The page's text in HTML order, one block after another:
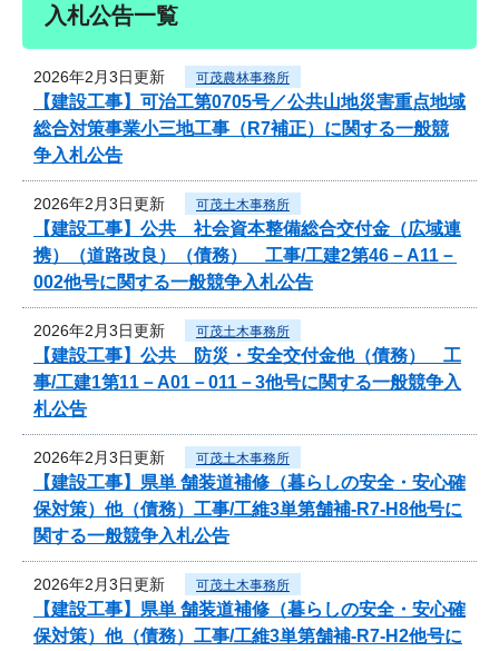
入札公告一覧
2026年2月3日更新 可茂農林事務所
【建設工事】可治工第0705号／公共山地災害重点地域
総合対策事業小三地工事（R7補正）に関する一般競
争入札公告
2026年2月3日更新 可茂土木事務所
【建設工事】公共 社会資本整備総合交付金（広域連
携）（道路改良）（債務） 工事/工建2第46－A11－
002他号に関する一般競争入札公告
2026年2月3日更新 可茂土木事務所
【建設工事】公共 防災・安全交付金他（債務） 工
事/工建1第11－A01－011－3他号に関する一般競争入
札公告
2026年2月3日更新 可茂土木事務所
【建設工事】県単 舗装道補修（暮らしの安全・安心確
保対策）他（債務）工事/工維3単第舗補-R7-H8他号に
関する一般競争入札公告
2026年2月3日更新 可茂土木事務所
【建設工事】県単 舗装道補修（暮らしの安全・安心確
保対策）他（債務）工事/工維3単第舗補-R7-H2他号に